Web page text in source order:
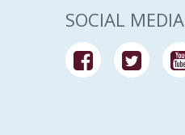
SOCIAL MEDIA